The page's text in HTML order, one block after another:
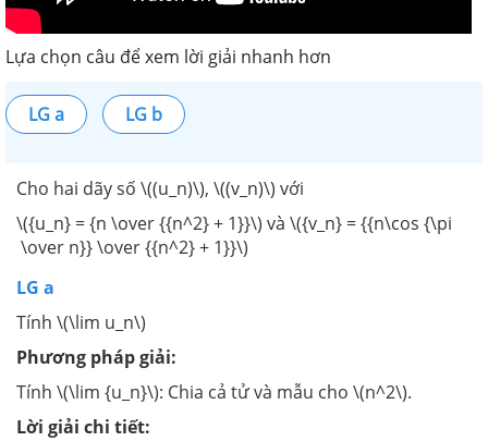
Lựa chọn câu để xem lời giải nhanh hơn
LG a LG b
Cho hai dãy số \((u_n)\), \((v_n)\) với
\({u_n} = {n \over {{n^2} + 1}}\) và \({v_n} = {{n\cos {\pi
\over n}} \over {{n^2} + 1}}\)
LG a
Tính \(\lim u_n\)
Phương pháp giải:
Tính \(\lim {u_n}\): Chia cả tử và mẫu cho \(n^2\).
Lời giải chi tiết: